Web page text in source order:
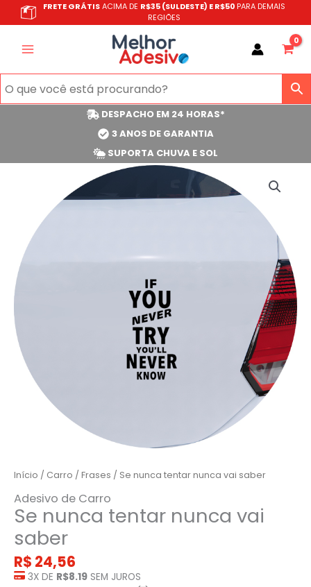
para
FRETE GRÁTISACIMA DE R$35 (SULDESTE) E R$50 PARA DEMAIS
REGIÕES
DESPACHO EM 24 HORAS*
3 ANOS DE GARANTIA
SUPORTA CHUVA E SOL
Início / Carro / Frases / Se nunca tentar nunca vai saber
Adesivo de Carro
Se nunca tentar nunca vai
saber
R$ 24,56
3X DE R$8.19 SEM JUROS